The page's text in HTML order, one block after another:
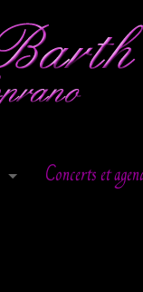
Concerts et